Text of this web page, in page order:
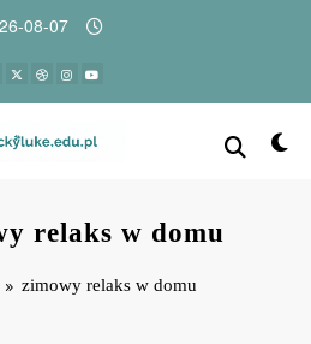
08-07
relaks w domu
zimowy relaks w domu